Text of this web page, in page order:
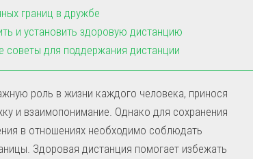
границ в дружбе
и установить здоровую дистанцию
советы для поддержания дистанции
роль в жизни каждого человека, принося
и взаимопонимание. Однако для сохранения
в отношениях необходимо соблюдать
Здоровая дистанция помогает избежать